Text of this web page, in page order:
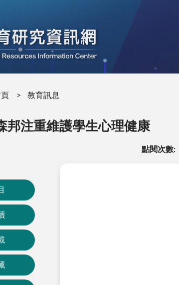
教育訊息
邦注重維護學生心理健康
點閱次數: